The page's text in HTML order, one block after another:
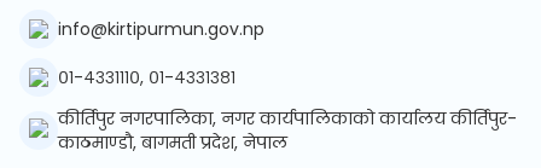
info@kirtipurmun.gov.np
०१-४३३१११०, ०१-४३३१३८१
कीर्तिपुर नगरपालिका, नगर कार्यपालिकाको कार्यालय कीर्तिपुर-
काठमाण्डौ, बागमती प्रदेश, नेपाल